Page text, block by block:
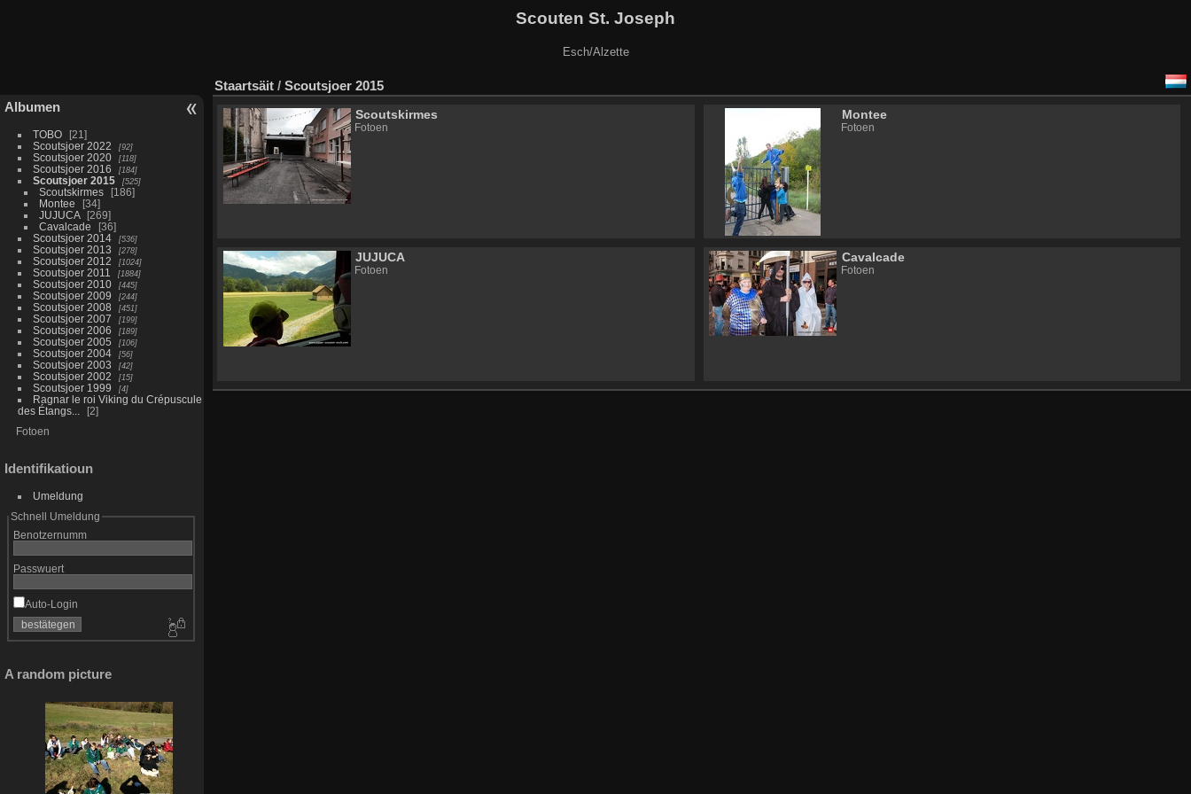
Scouten St. Joseph
Esch/Alzette
Albumen
TOBO
21
Scoutsjoer 2022
92
Scoutsjoer 2020 118
Scoutsjoer 2016 184
Scoutsjoer 2015 525
Scoutskirmes
186
Montee
34
JUJUCA
269
Cavalcade
36
Scoutsjoer 2014
536
Scoutsjoer 2013 278
Scoutsjoer 2012 1024
Scoutsjoer 2011 1884
Scoutsjoer 2010 445
Scoutsjoer 2009 244
Scoutsjoer 2008 451
Scoutsjoer 2007 199
Scoutsjoer 2006 189
Scoutsjoer 2005 106
Scoutsjoer 2004 56
Scoutsjoer 2003 42
Scoutsjoer 2002 15
Scoutsjoer 1999 4
Ragnar le roi Viking du Crépuscule
des Étangs...
2
Fotoen
Identifikatioun
Umeldung
Schnell Umeldung
Benotzernumm
Passwuert
Auto-Login
A random picture
Staartsäit / Scoutsjoer 2015
Scoutskirmes
Fotoen
Montee
Fotoen
JUJUCA
Fotoen
Cavalcade
Fotoen